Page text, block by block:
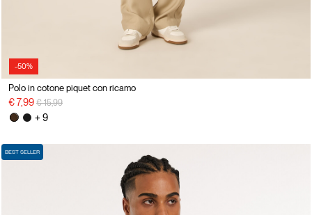
-50%
Polo in cotone piquet con ricamo
€ 7,99 Price reduced from
€ 15,99to
+ 9
BEST SELLER